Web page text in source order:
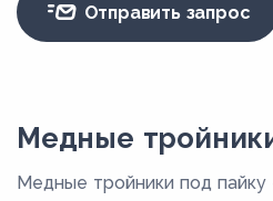
Отправить запрос
Медные
Медные тройники под